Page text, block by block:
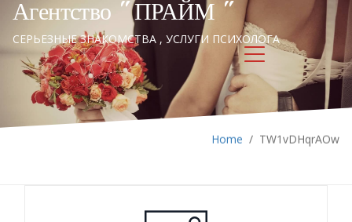
Агентство " ПРАЙМ "
СЕРЬЕЗНЫЕ ЗНАКОМСТВА , УСЛУГИ ПСИХОЛОГА
Home / TW1vDHqrAOw